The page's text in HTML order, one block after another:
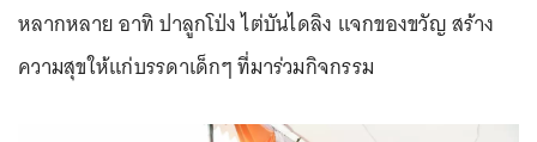
หลากหลาย อาทิ ปาลูกโป่ง ไต่บันไดลิง แจกของขวัญ สร้าง
ความสุขให้แก่บรรดาเด็กๆ ที่มาร่วมกิจกรรม